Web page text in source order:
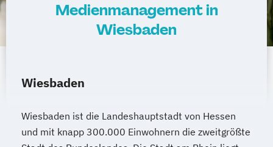
Medienmanagement in
Wiesbaden
Wiesbaden
Wiesbaden ist die Landeshauptstadt von Hessen
und mit knapp 300.000 Einwohnern die zweitgrößte